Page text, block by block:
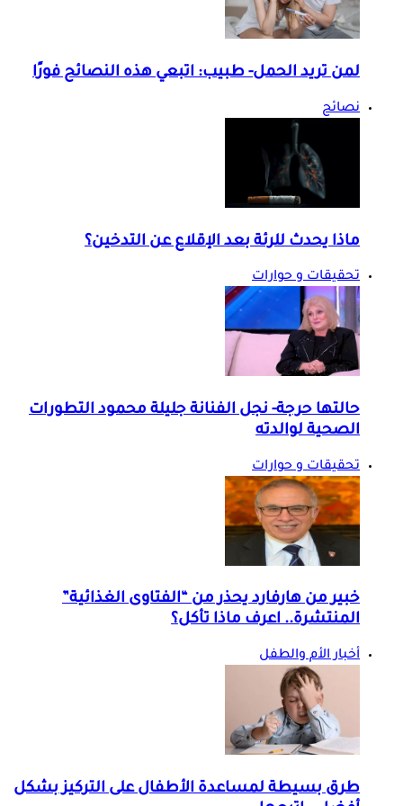
لمن تريد الحمل- طبيب: اتبعي هذه النصائح فورًا
نصائح
ماذا يحدث للرئة بعد الإقلاع عن التدخين؟
تحقيقات و حوارات
حالتها حرجة- نجل الفنانة جليلة محمود التطورات
الصحية لوالدته
تحقيقات و حوارات
خبير من هارفارد يحذر من “الفتاوى الغذائية”
المنتشرة.. اعرف ماذا تأكل؟
أخبار الأم والطفل
طرق بسيطة لمساعدة الأطفال على التركيز بشكل